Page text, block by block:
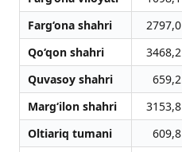
Farg‘ona shahri
2797,0
Qo‘qon shahri
3468,2
Quvasoy shahri
659,2
Marg‘ilon shahri
3153,8
Oltiariq tumani
609,8